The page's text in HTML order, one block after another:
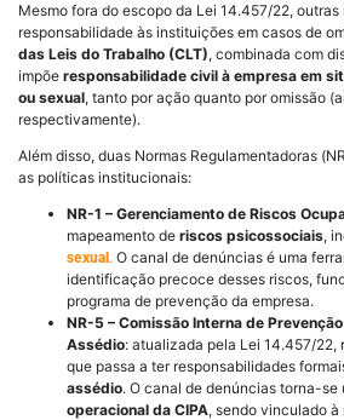
Mesmo fora do escopo da Lei 14.457/22, outras
responsabilidade às instituições em casos de
das Leis do Trabalho (CLT), combinada com
impõe responsabilidade civil à empresa em
ou sexual, tanto por ação quanto por omissão
respectivamente).
Além disso, duas Normas Regulamentadoras
as políticas institucionais:
NR-1 – Gerenciamento de Riscos
mapeamento de riscos psicossociais,
sexual. O canal de denúncias é uma
identificação precoce desses riscos,
programa de prevenção da empresa.
NR-5 – Comissão Interna de
Assédio: atualizada pela Lei 14.457/22,
que passa a ter responsabilidades
assédio. O canal de denúncias torna-se
operacional da CIPA, sendo vinculado